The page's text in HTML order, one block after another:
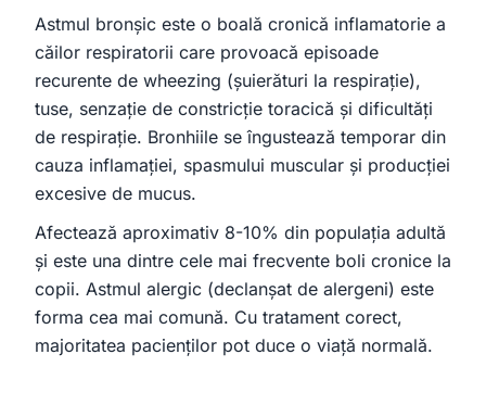
Astmul bronșic este o boală cronică inflamatorie a
căilor respiratorii care provoacă episoade
recurente de wheezing (șuierături la respirație),
tuse, senzație de constricție toracică și dificultăți
de respirație. Bronhiile se îngustează temporar din
cauza inflamației, spasmului muscular și producției
excesive de mucus.
Afectează aproximativ 8-10% din populația adultă
și este una dintre cele mai frecvente boli cronice la
copii. Astmul alergic (declanșat de alergeni) este
forma cea mai comună. Cu tratament corect,
majoritatea pacienților pot duce o viață normală.
Încercați:
caut cardiolog în Cluj mă doare burta, ce medic îmi recomandați?
clinică stomatologie pentru copii